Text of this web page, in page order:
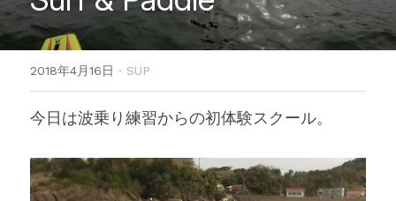
2018年4月16日 · SUP
今日は波乗り練習からの初体験スクール。